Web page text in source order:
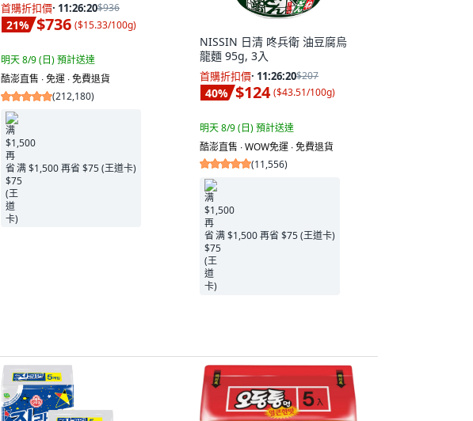
首購折扣價· 11:26:19$936
21% $736 ($15.33/100g)
明天 8/9 (日)預計送達
酷澎直售 ∙ 免運 ∙ 免費退貨
(212,180)
满 $1,500 再省 $75 (王道卡)
NISSIN 日清 咚兵衛 油豆腐烏
龍麵 95g, 3入
首購折扣價· 11:26:19$207
40% $124 ($43.51/100g)
明天 8/9 (日)預計送達
酷澎直售 ∙ WOW免運 ∙ 免費退貨
(11,556)
满 $1,500 再省 $75 (王道卡)